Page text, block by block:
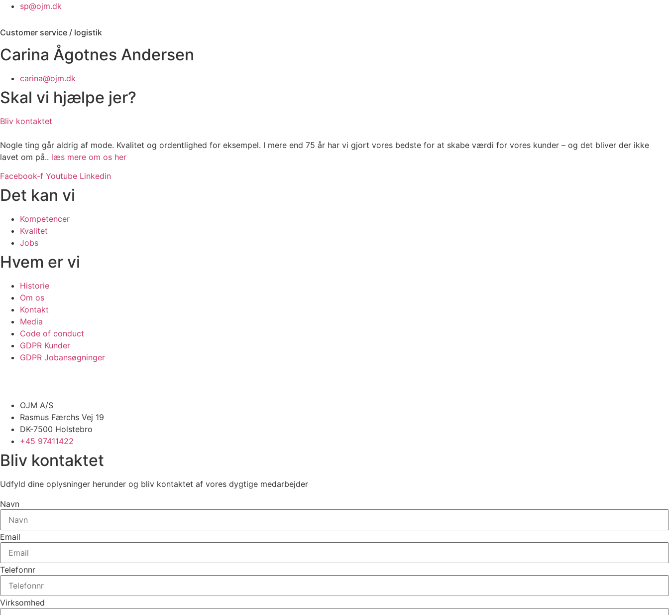
sp@ojm.dk
Customer service / logistik
Carina Ågotnes Andersen
carina@ojm.dk
Skal vi hjælpe jer?
Bliv kontaktet
Nogle ting går aldrig af mode. Kvalitet og ordentlighed for eksempel. I mere end 75 år har vi gjort vores bedste for at skabe værdi for vores kunder – og det bliver der ikke
lavet om på.. læs mere om os her
Facebook-f Youtube Linkedin
Det kan vi
Kompetencer
Kvalitet
Jobs
Hvem er vi
Historie
Om os
Kontakt
Media
Code of conduct
GDPR Kunder
GDPR Jobansøgninger
OJM A/S
Rasmus Færchs Vej 19
DK-7500 Holstebro
+45 97411422
Bliv kontaktet
Udfyld dine oplysninger herunder og bliv kontaktet af vores dygtige medarbejder
Navn
Email
Telefonnr
Virksomhed